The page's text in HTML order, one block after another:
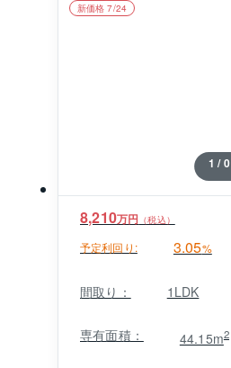
1 / 0
新価格 7/24
8,210万円 （税込）
予定利回り: 3.05%
間取り： 1LDK
専有面積： 44.15m2